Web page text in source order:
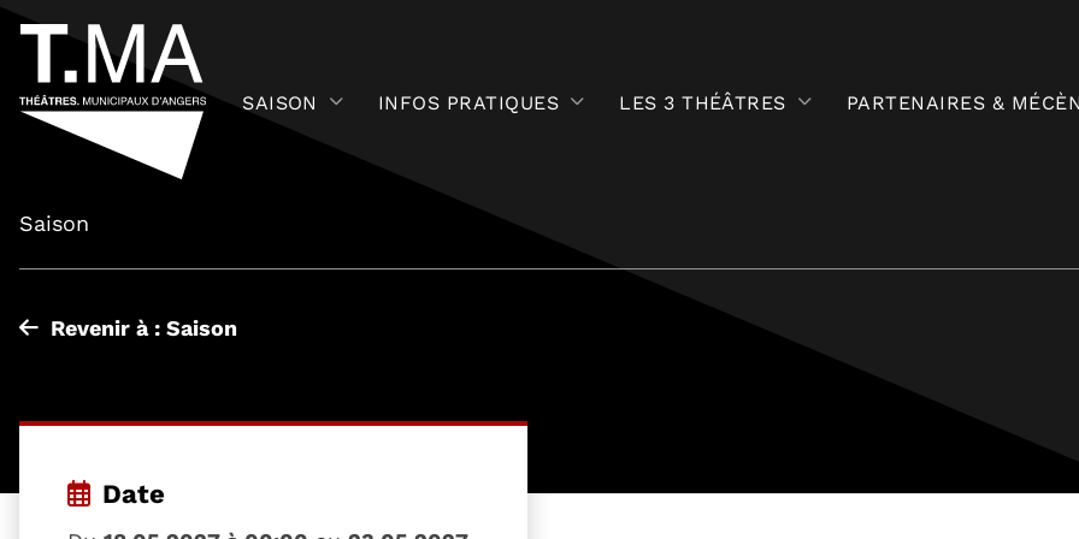
SAISON INFOS PRATIQUES LES 3 THÉÂTRES PARTENAIRES &
Saison
Revenir à : Saison
Date